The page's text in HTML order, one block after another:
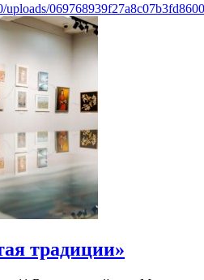
uploads/
традиции»